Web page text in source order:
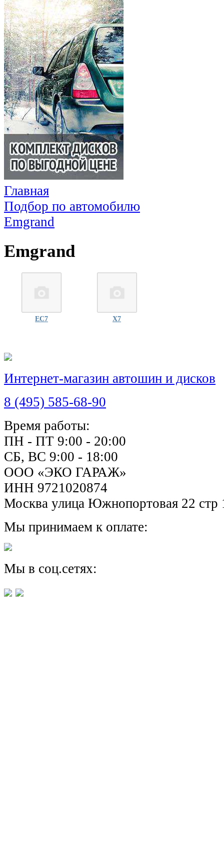
Главная
Подбор по автомобилю
Emgrand
Emgrand
EC7 X7
Интернет-магазин автошин и дисков
8 (495) 585-68-90
Время работы:
ПН - ПТ 9:00 - 20:00
СБ, ВС 9:00 - 18:00
ООО «ЭКО ГАРАЖ»
ИНН 9721020874
Москва улица Южнопортовая 22 стр
Мы принимаем к оплате:
Мы в соц.сетях: